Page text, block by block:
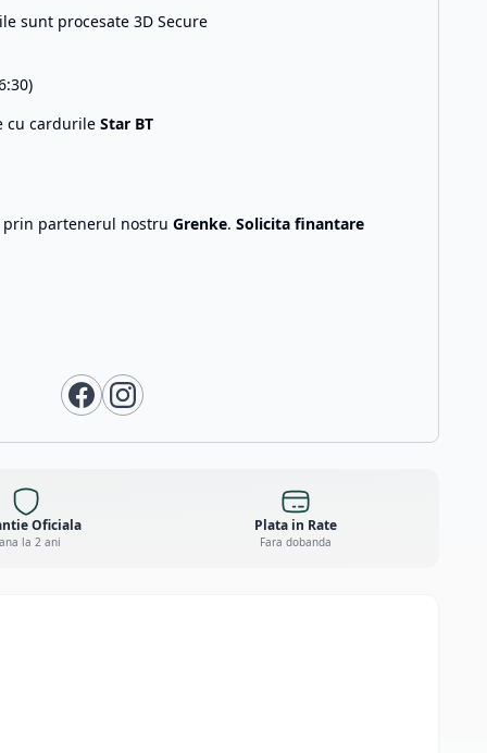
sunt procesate 3D Secure
cu cardurile Star BT
partenerul nostru Grenke. Solicita finantare
Oficiala
la 2 ani
Plata in Rate
Fara dobanda